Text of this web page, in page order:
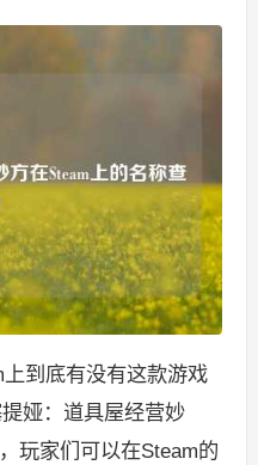
到底有没有这款游戏
娅：道具屋经营妙
玩家们可以在Steam的